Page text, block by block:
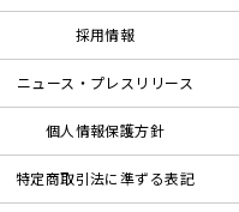
採用情報
ニュース・プレスリリース
個人情報保護方針
特定商取引法に準ずる表記